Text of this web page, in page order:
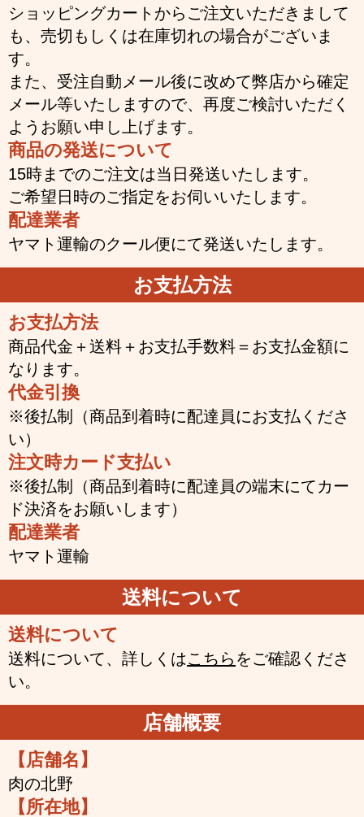
ショッピングカートからご注文いただきまして
も、売切もしくは在庫切れの場合がございま
す。
また、受注自動メール後に改めて弊店から確定
メール等いたしますので、再度ご検討いただく
ようお願い申し上げます。
商品の発送について
15時までのご注文は当日発送いたします。
ご希望日時のご指定をお伺いいたします。
配達業者
ヤマト運輸のクール便にて発送いたします。
お支払方法
お支払方法
商品代金＋送料＋お支払手数料＝お支払金額に
なります。
代金引換
※後払制（商品到着時に配達員にお支払くださ
い）
注文時カード支払い
※後払制（商品到着時に配達員の端末にてカー
ド決済をお願いします）
配達業者
ヤマト運輸
送料について
送料について
送料について、詳しくはこちら をご確認くださ
い。
店舗概要
【店舗名】
肉の北野
【所在地】